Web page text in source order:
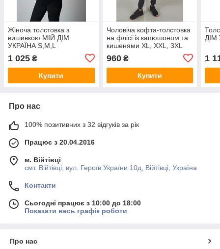
Жіноча толстовка з
вишивкою МІЙ ДІМ
УКРАЇНА S,M,L
1 025 ₴
Купити
Чоловіча кофта-толстовка
на флісі із капюшоном та
кишенями XL, XXL, 3XL
960₴
Купити
ДІМ
1
Про нас
100% позитивних з 32 відгуків за рік
Працює з 20.04.2016
м. Війтівці
смт. Війтівці, вул. Героїв України 10д, Війтівці, Україна
Контакти
Сьогодні працює з 10:00 до 18:00
Показати весь графік роботи
Про нас